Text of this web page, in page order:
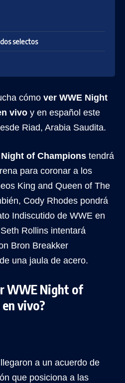
selectos
cómo ver WWE Night
vivo y en español este
Riad, Arabia Saudita.
Night of Champions tendrá
para coronar a los
King and Queen of The
Cody Rhodes pondrá
Indiscutido de WWE en
Rollins intentará
Bron Breakker
una jaula de acero.
WWE Night of
vivo?
a un acuerdo de
que posiciona a las